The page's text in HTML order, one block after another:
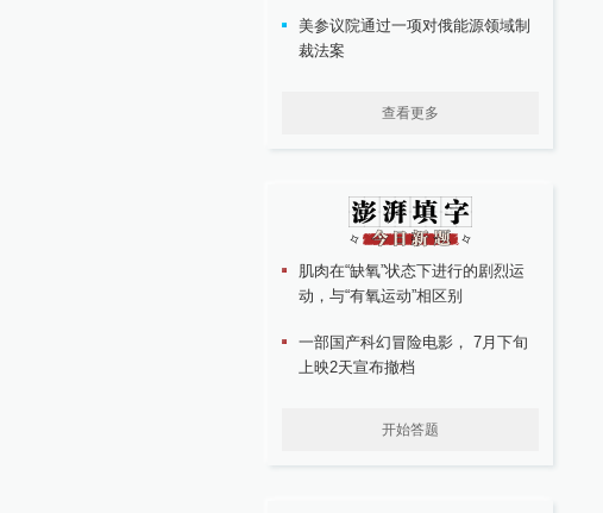
美参议院通过一项对俄能源领域制
裁法案
查看更多
肌肉在“缺氧”状态下进行的剧烈运
动，与“有氧运动”相区别
一部国产科幻冒险电影， 7月下旬
上映2天宣布撤档
开始答题